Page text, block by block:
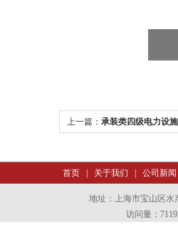
上一篇： 承装类四级电力设
首页| 关于我们 公司新闻
地址：上海市宝山区水
访问量：